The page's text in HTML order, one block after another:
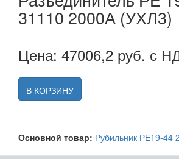
31110 2000А (УХЛ3)
Цена: 47006,2 руб. с
В КОРЗИНУ
Основной товар: Рубильник РЕ19-44